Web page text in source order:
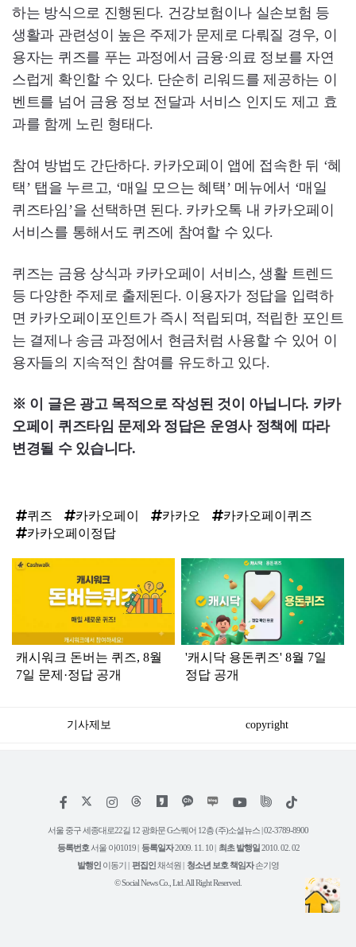
하는 방식으로 진행된다. 건강보험이나 실손보험 등
생활과 관련성이 높은 주제가 문제로 다뤄질 경우, 이
용자는 퀴즈를 푸는 과정에서 금융·의료 정보를 자연
스럽게 확인할 수 있다. 단순히 리워드를 제공하는 이
벤트를 넘어 금융 정보 전달과 서비스 인지도 제고 효
과를 함께 노린 형태다.
참여 방법도 간단하다. 카카오페이 앱에 접속한 뒤 ‘혜
택’ 탭을 누르고, ‘매일 모으는 혜택’ 메뉴에서 ‘매일
퀴즈타임’을 선택하면 된다. 카카오톡 내 카카오페이
서비스를 통해서도 퀴즈에 참여할 수 있다.
퀴즈는 금융 상식과 카카오페이 서비스, 생활 트렌드
등 다양한 주제로 출제된다. 이용자가 정답을 입력하
면 카카오페이포인트가 즉시 적립되며, 적립한 포인트
는 결제나 송금 과정에서 현금처럼 사용할 수 있어 이
용자들의 지속적인 참여를 유도하고 있다.
※ 이 글은 광고 목적으로 작성된 것이 아닙니다. 카카
오페이 퀴즈타임 문제와 정답은 운영사 정책에 따라
변경될 수 있습니다.
퀴즈 카카오페이 카카오
카카오페이퀴즈
카카오페이정답
탑
캐시워크 돈버는 퀴즈, 8월
7일 문제·정답 공개
'캐시닥 용돈퀴즈' 8월 7일
정답 공개
기사제보 copyright
페
스
인
타
램
위
트
유
튜
틱
서울 중구 세종대로22길 12 광화문 G스퀘어 12층 (주)소셜뉴스 | 02-3789-8900
등록번호 서울 아01019 | 등록일자2009. 11. 10 | 최초 발행일2010. 02. 02
발행인 이동기 | 편집인채석원 | 청소년 보호 책임자손기영
© Social News Co., Ltd. All Right Reserved.